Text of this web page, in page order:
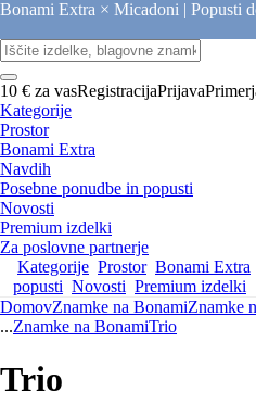
Bonami Extra × Micadoni | Popusti
10 € za vasRegistracijaPrijava
Kategorije
Prostor
Bonami Extra
Navdih
Posebne ponudbe in popusti
Novosti
Premium izdelki
Za poslovne partnerje
Kategorije Prostor Bonami Extra
popusti Novosti Premium izdelki
DomovZnamke na BonamiZnamke
...Znamke na BonamiTrio
Trio